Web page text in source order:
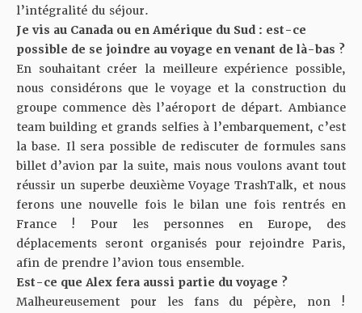
l’intégralité du séjour.
Je vis au Canada ou en Amérique du Sud : est-ce
possible de se joindre au voyage en venant de là-bas ?
En souhaitant créer la meilleure expérience possible,
nous considérons que le voyage et la construction du
groupe commence dès l’aéroport de départ. Ambiance
team building et grands selfies à l’embarquement, c’est
la base. Il sera possible de rediscuter de formules sans
billet d’avion par la suite, mais nous voulons avant tout
réussir un superbe deuxième Voyage TrashTalk, et nous
ferons une nouvelle fois le bilan une fois rentrés en
France ! Pour les personnes en Europe, des
déplacements seront organisés pour rejoindre Paris,
afin de prendre l’avion tous ensemble.
Est-ce que Alex fera aussi partie du voyage ?
Malheureusement pour les fans du pépère, non !